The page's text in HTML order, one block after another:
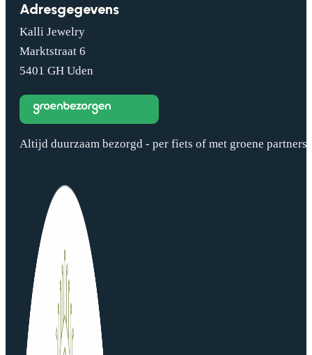
Adresgegevens
Kalli Jewelry
Marktstraat 6
5401 GH Uden
Altijd duurzaam bezorgd - per fiets of met groene partners